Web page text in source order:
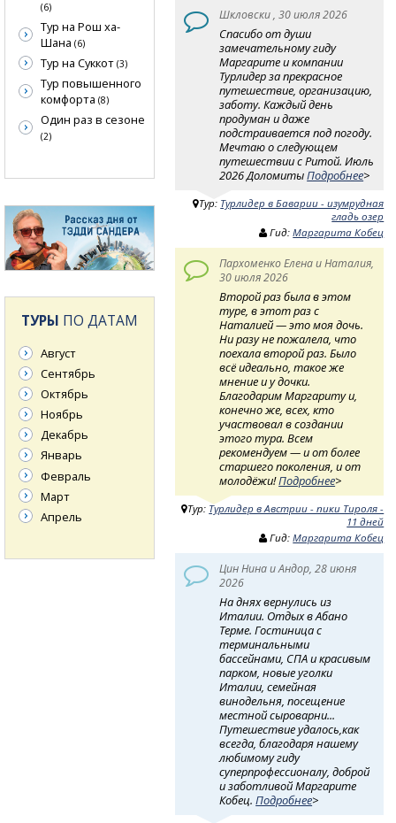
Шкловски , 30 июля 2026
Спасибо от души
замечательному гиду
Маргарите и компании
Турлидер за прекрасное
путешествие, организацию,
заботу. Каждый день
продуман и даже
подстраивается под погоду.
Мечтаю о следующем
путешествии с Ритой. Июль
2026 ДоломитыПодробнее>
Тур: Турлидер в Баварии - изумрудная
гладь озер
Гид:Маргарита Кобец
Пархоменко Елена и Наталия,
30 июля 2026
Второй раз была в этом
туре, в этот раз с
Наталией — это моя дочь.
Ни разу не пожалела, что
поехала второй раз. Было
всё идеально, такое же
мнение и у дочки.
Благодарим Маргариту и,
конечно же, всех, кто
участвовал в создании
этого тура. Всем
рекомендуем — и от более
старшего поколения, и от
молодёжи!Подробнее>
Тур: Турлидер в Австрии - пики Тироля -
11 дней
Гид:Маргарита Кобец
Цин Нина и Андор, 28 июня
2026
На днях вернулись из
Италии. Отдых в Абано
Терме. Гостиница с
терминальными
бассейнами, СПА и красивым
парком, новые уголки
Италии, семейная
винодельня, посещение
местной сыроварни...
Путешествие удалось,как
всегда, благодаря нашему
любимому гиду
суперпрофессионалу, доброй
и заботливой Маргарите
Кобец.Подробнее>
(6)
Тур на Рош ха-
Шана (6)
Тур на Суккот (3)
Тур повышенного
комфорта (8)
Один раз в сезоне
(2)
ТУРЫ ПО ДАТАМ
Август
Сентябрь
Октябрь
Ноябрь
Декабрь
Январь
Февраль
Март
Апрель